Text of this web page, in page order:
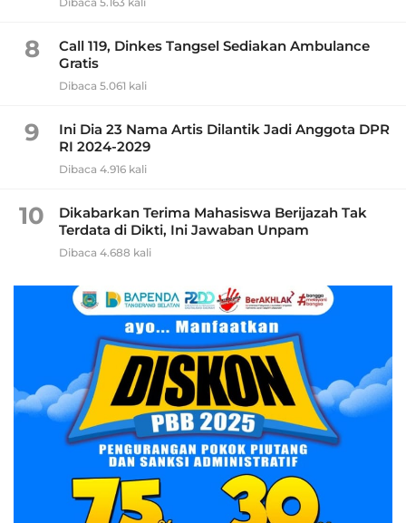
8
Call 119, Dinkes Tangsel Sediakan Ambulance
Gratis
Dibaca 5.061 kali
9
Ini Dia 23 Nama Artis Dilantik Jadi Anggota DPR
RI 2024-2029
Dibaca 4.916 kali
10
Dikabarkan Terima Mahasiswa Berijazah Tak
Terdata di Dikti, Ini Jawaban Unpam
Dibaca 4.688 kali